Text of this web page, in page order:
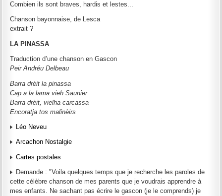
Combien ils sont braves, hardis et lestes...
Chanson bayonnaise, de Lesca
extrait ?
LA PINASSA
Traduction d’une chanson en Gascon
Peir Andréu Delbeau
Barra drèit la pinassa
Cap a la lama vieh Saunier
Barra drèit, vielha carcassa
Encoratja tos malinèirs
Léo Neveu
Arcachon Nostalgie
Cartes postales
Demande : "Voila quelques temps que je recherche les paroles de
cette célèbre chanson de mes parents que je voudrais apprendre à
mes enfants. Ne sachant pas écrire le gascon (je le comprends) je